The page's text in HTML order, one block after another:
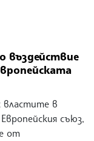
въздействие
властите в
съюз,
от